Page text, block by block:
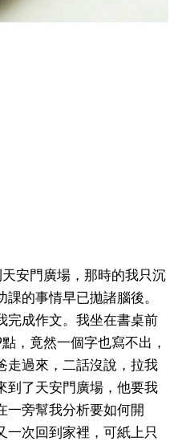
安門廣場，那時的我只沉
的事情早已拋諸腦後。
完成作文。我坐在書桌前
，竟然一個字也寫不出，
走過來，二話沒說，拉我
到了天安門廣場，他要我
一旁幫我分析要如何開
一次回到家裡，可紙上只